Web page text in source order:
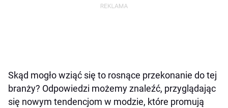
Skąd mogło wziąć się to rosnące przekonanie do tej
branży? Odpowiedzi możemy znaleźć, przyglądając
się nowym tendencjom w modzie, które promują